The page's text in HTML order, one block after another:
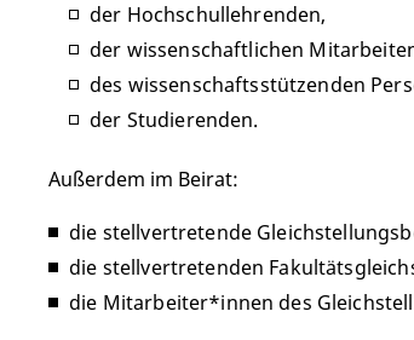
der Hochschullehrenden,
der wissenschaftlichen
des wissenschaftsstützenden
der Studierenden.
Außerdem im Beirat:
die stellvertretende
die stellvertretenden
die Mitarbeiter*innen des